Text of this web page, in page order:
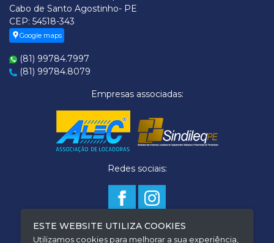
Cabo de Santo Agostinho- PE
CEP: 54518-343
Google maps
(81) 99784.7997
(81) 99784.8079
Empresas associadas:
Redes sociais:
Termo de Privacidade
ESTE WEBSITE UTILIZA COOKIES
Utilizamos cookies para melhorar a sua experiência,